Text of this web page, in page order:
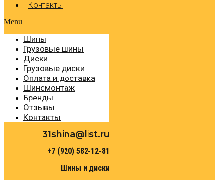
Контакты
Menu
Шины
Грузовые шины
Диски
Грузовые диски
Оплата и доставка
Шиномонтаж
Бренды
Отзывы
Контакты
31shina@list.ru
+7 (920) 582-12-81
Шины и диски